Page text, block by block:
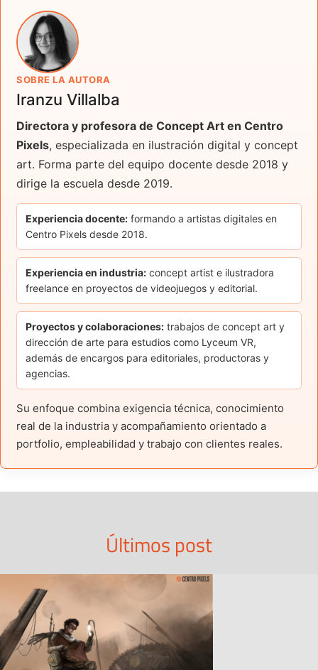
SOBRE LA AUTORA
Iranzu Villalba
Directora y profesora de Concept Art en Centro
Pixels, especializada en ilustración digital y concept
art. Forma parte del equipo docente desde 2018 y
dirige la escuela desde 2019.
Experiencia docente: formando a artistas digitales en
Centro Pixels desde 2018.
Experiencia en industria: concept artist e ilustradora
freelance en proyectos de videojuegos y editorial.
Proyectos y colaboraciones: trabajos de concept art y
dirección de arte para estudios como Lyceum VR,
además de encargos para editoriales, productoras y
agencias.
Su enfoque combina exigencia técnica, conocimiento
real de la industria y acompañamiento orientado a
portfolio, empleabilidad y trabajo con clientes reales.
Últimos post